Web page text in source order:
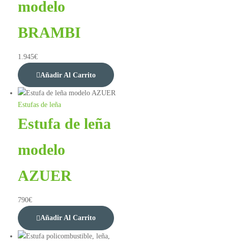
modelo
BRAMBI
1.945€
Añadir Al Carrito
Estufas de leña
Estufa de leña
modelo
AZUER
790€
Añadir Al Carrito